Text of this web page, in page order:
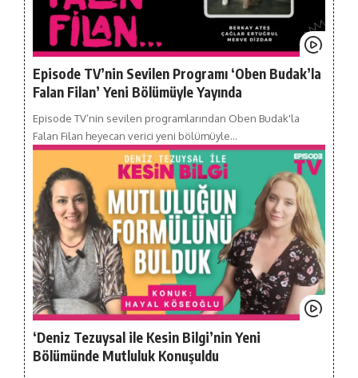
Episode TV’nin Sevilen Programı ‘Oben Budak’la
Falan Filan’ Yeni Bölümüyle Yayında
Episode TV’nin sevilen programlarından Oben Budak'la
Falan Filan heyecan verici yeni bölümüyle…
‘Deniz Tezuysal ile Kesin Bilgi’nin Yeni
Bölümünde Mutluluk Konuşuldu